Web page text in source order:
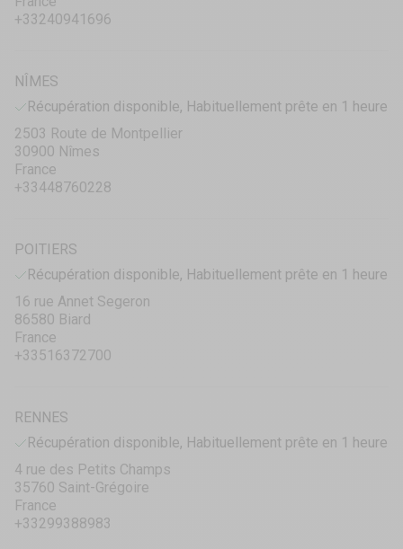
+33240941696
NÎMES
Récupération disponible, Habituellement prête en 1 heure
2503 Route de Montpellier
30900 Nîmes
France
+33448760228
POITIERS
Récupération disponible, Habituellement prête en 1 heure
16 rue Annet Segeron
86580 Biard
France
+33516372700
RENNES
Récupération disponible, Habituellement prête en 1 heure
4 rue des Petits Champs
35760 Saint-Grégoire
France
+33299388983